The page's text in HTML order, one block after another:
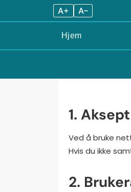
A+ A–
Hjem
1.
Ved å bruke
Hvis du ikke
2.